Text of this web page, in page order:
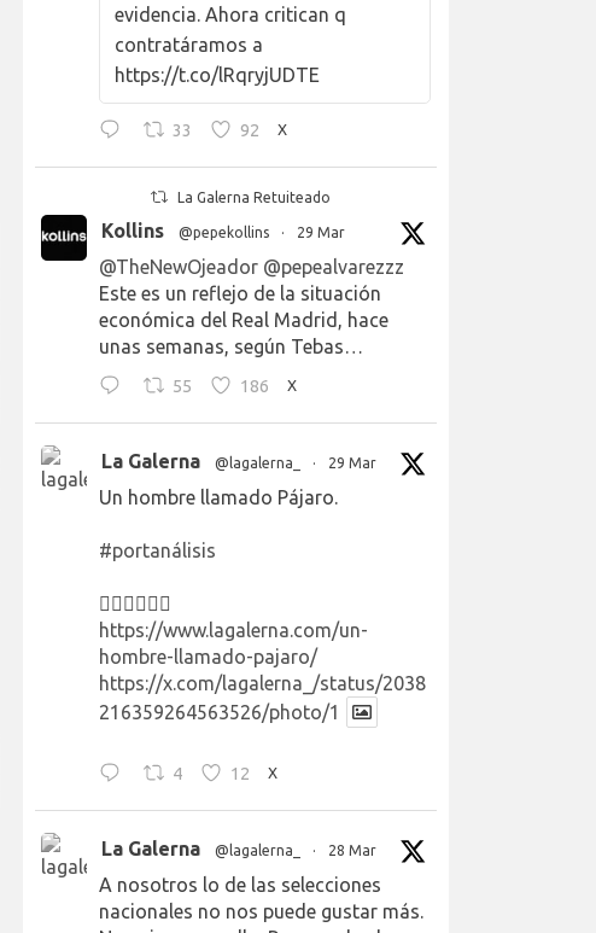
evidencia. Ahora critican q
contratáramos a
https://t.co/lRqryjUDTE
33 92 X
La Galerna Retuiteado
Kollins @pepekollins · 29 Mar
@TheNewOjeador @pepealvarezzz
Este es un reflejo de la situación
económica del Real Madrid, hace
unas semanas, según Tebas…
55 186 X
La Galerna @lagalerna_ · 29 Mar
Un hombre llamado Pájaro.
#portanálisis
👉🏻👉🏻👉🏻
https://www.lagalerna.com/un-
hombre-llamado-pajaro/
https://x.com/lagalerna_/status/2038
216359264563526/photo/1
4 12 X
La Galerna @lagalerna_ · 28 Mar
A nosotros lo de las selecciones
nacionales no nos puede gustar más.